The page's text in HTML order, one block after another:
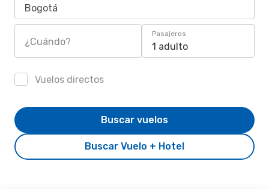
Bogotá
¿Cuándo?
Pasajeros
1 adulto
Vuelos directos
Buscar Vuelo + Hotel
Buscar vuelos